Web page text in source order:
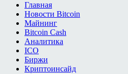
Главная
Новости Bitcoin
Майнинг
Bitcoin Cash
Аналитика
ICO
Биржи
Криптоинсайд